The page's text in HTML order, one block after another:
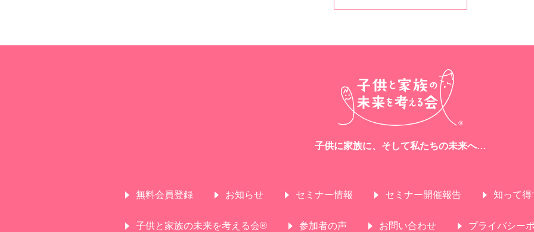
子供に家族に、そして私たちの未来へ…
無料会員登録 お知らせ セミナー情報 セミナー開催報告 知って
子供と家族の未来を考える会® 参加者の声 お問い合わせ プライバシー